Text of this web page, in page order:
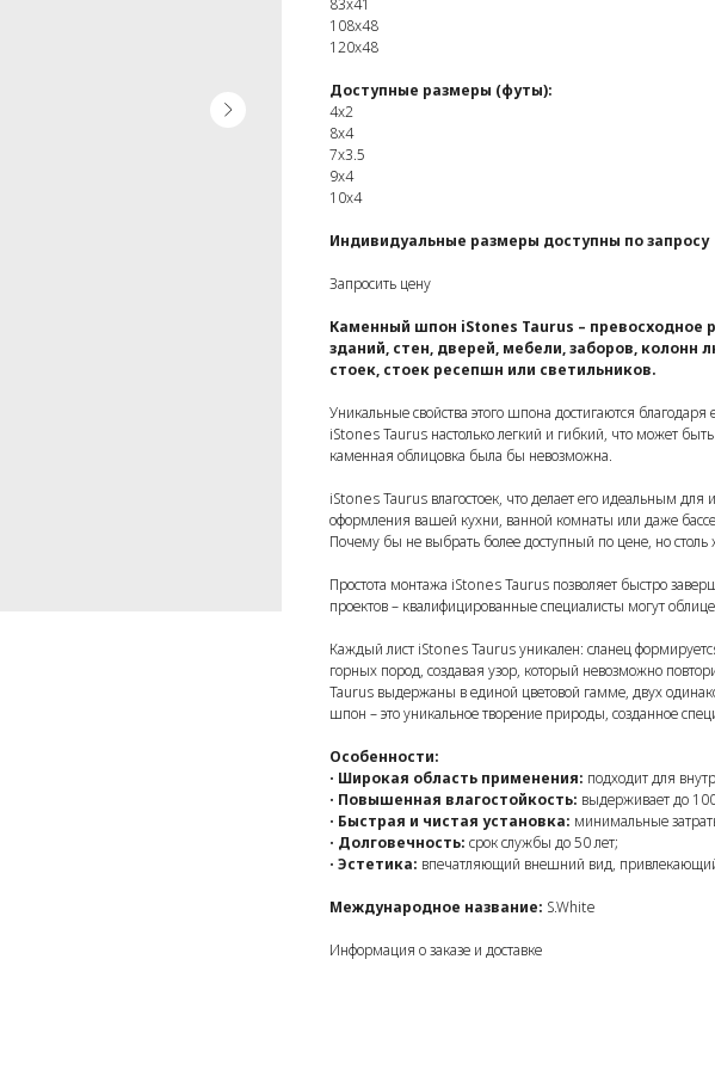
83x41
108x48
120x48
Доступные размеры (футы):
4x2
8x4
7x3.5
9x4
10x4
Индивидуальные размеры доступны по запросу
Запросить цену
Каменный шпон iStones Taurus – превосходное
зданий, стен, дверей, мебели, заборов, колонн
стоек, стоек ресепшн или светильников.
Уникальные свойства этого шпона достигаются
iStones Taurus настолько легкий и гибкий, что может
каменная облицовка была бы невозможна.
iStones Taurus влагостоек, что делает его идеальным для
оформления вашей кухни, ванной комнаты или даже
Почему бы не выбрать более доступный по цене, но столь
Простота монтажа iStones Taurus позволяет быстро
проектов – квалифицированные специалисты могут
Каждый лист iStones Taurus уникален: сланец
горных пород, создавая узор, который невозможно
Taurus выдержаны в единой цветовой гамме, двух
шпон – это уникальное творение природы, созданное
Особенности:
• Широкая область применения: подходит для
• Повышенная влагостойкость: выдерживает до
• Быстрая и чистая установка: минимальные
• Долговечность: срок службы до 50 лет;
• Эстетика: впечатляющий внешний вид,
Международное название: S.White
Информация о заказе и доставке